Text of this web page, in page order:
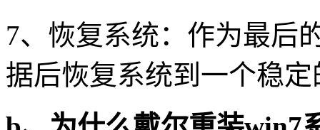
7、恢复系统：作为最后
据后恢复系统到一个稳